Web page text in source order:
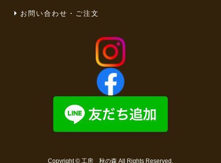
お問い合わせ・ご注文
Copyright © 工房 秋の森 All Rights Reserved.